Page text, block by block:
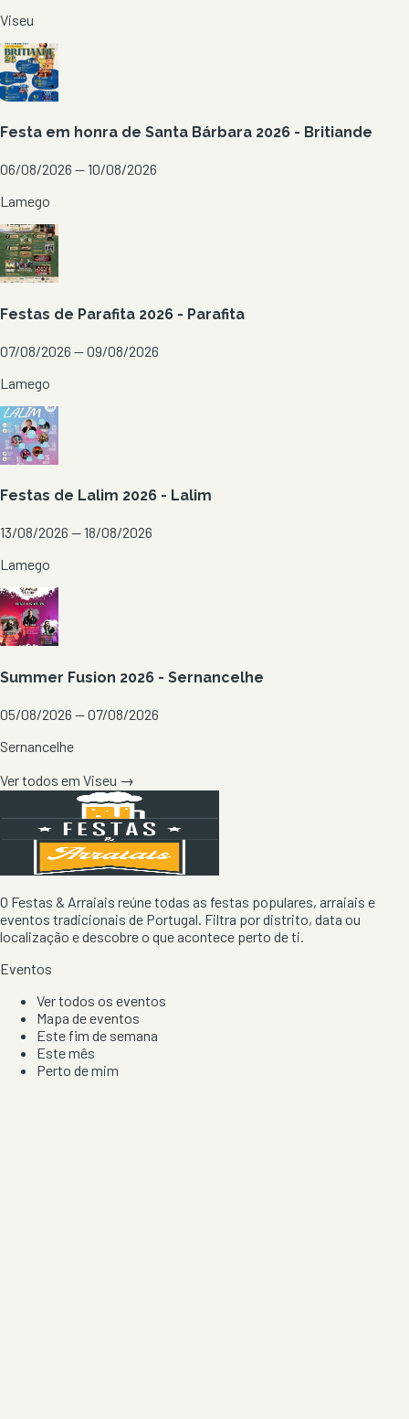
Viseu
Festa em honra de Santa Bárbara 2026 - Britiande
06/08/2026 — 10/08/2026
Lamego
Festas de Parafita 2026 - Parafita
07/08/2026 — 09/08/2026
Lamego
Festas de Lalim 2026 - Lalim
13/08/2026 — 18/08/2026
Lamego
Summer Fusion 2026 - Sernancelhe
05/08/2026 — 07/08/2026
Sernancelhe
Ver todos em Viseu →
O Festas & Arraiais reúne todas as festas populares, arraiais e
eventos tradicionais de Portugal. Filtra por distrito, data ou
localização e descobre o que acontece perto de ti.
Eventos
Ver todos os eventos
Mapa de eventos
Este fim de semana
Este mês
Perto de mim